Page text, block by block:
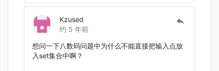
Kzused
约 5 年前
想问一下八数码问题中为什么不能直接把输入点放
入set集合中啊？